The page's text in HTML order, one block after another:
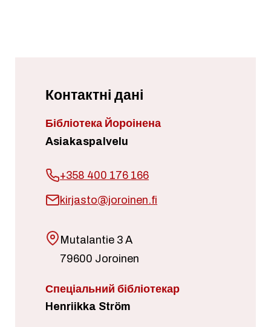
Контактні дані
Бібліотека Йороінена
Asiakaspalvelu
+358 400 176 166
kirjasto@joroinen.fi
Mutalantie 3 A
79600 Joroinen
Спеціальний бібліотекар
Henriikka Ström